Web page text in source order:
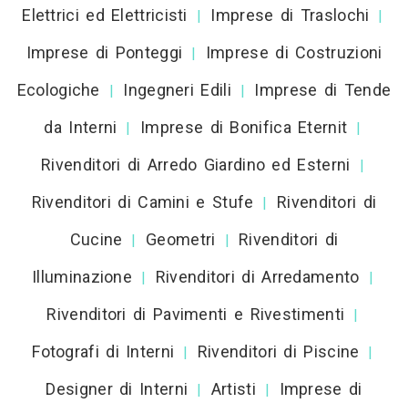
Elettrici ed Elettricisti
| Imprese di Traslochi |
Imprese di Ponteggi |
Imprese di Costruzioni
Ecologiche
| Ingegneri Edili |
Imprese di Tende
da Interni
| Imprese di Bonifica Eternit |
Rivenditori di Arredo Giardino ed Esterni |
Rivenditori di Camini e Stufe |
Rivenditori di
Cucine
| Geometri |
Rivenditori di
Illuminazione
| Rivenditori di Arredamento |
Rivenditori di Pavimenti e Rivestimenti |
Fotografi di Interni | Rivenditori di Piscine |
Designer di Interni | Artisti |
Imprese di